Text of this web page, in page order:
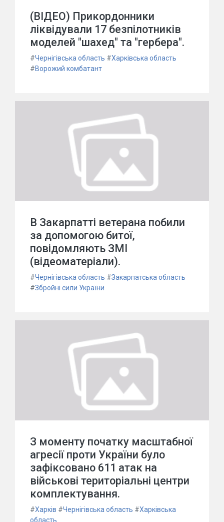
(ВІДЕО) Прикордонники
ліквідували 17 безпілотників
моделей "шахед" та "гербера".
#Чернігівська область #Харківська область
#Ворожий комбатант
В Закарпатті ветерана побили
за допомогою битої,
повідомляють ЗМІ
(відеоматеріали).
#Чернігівська область #Закарпатська область
#Збройні сили України
З моменту початку масштабної
агресії проти України було
зафіксовано 611 атак на
військові територіальні центри
комплектування.
#Харків #Чернігівська область #Харківська
область